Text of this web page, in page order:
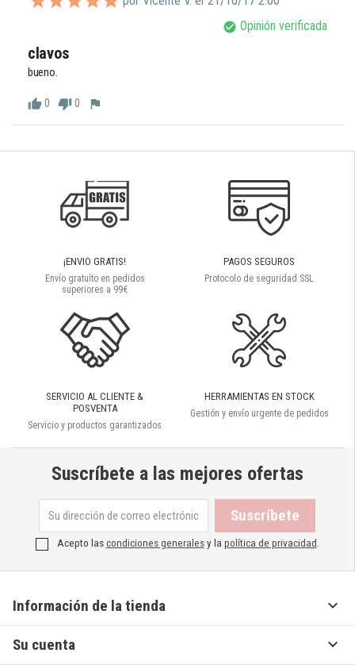
check_circle Opinión verificada
clavos
bueno.
thumb_up0 thumb_down0 flag
¡ENVIO GRATIS!
Envío gratuíto en pedidos
superiores a 99€
PAGOS SEGUROS
Protocolo de seguridad SSL
SERVICIO AL CLIENTE &
POSVENTA
Servicio y productos garantizados
HERRAMIENTAS EN STOCK
Gestión y envío urgente de pedidos
Suscríbete a las mejores ofertas
Acepto lascondiciones generalesy la política de privacidad
Información de la tienda 
Su cuenta 